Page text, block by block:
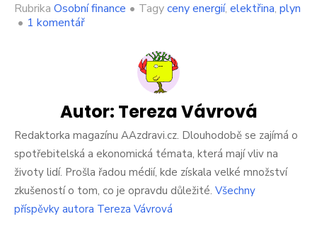
Rubrika Osobní finance • Tagyceny energií, elektřina, plyn
• 1 komentářu
je
síla.
Čechy
začali
dodavatelé
odpojovat
od
elektřiny
Autor: Tereza Vávrová
Redaktorka magazínu AAzdravi.cz. Dlouhodobě se zajímá o
spotřebitelská a ekonomická témata, která mají vliv na
životy lidí. Prošla řadou médií, kde získala velké množství
zkušeností o tom, co je opravdu důležité. Všechny
příspěvky autora Tereza Vávrová